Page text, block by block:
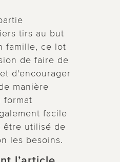
tirs au but
famille, ce lot
de faire de
d'encourager
manière
format
facile
être utilisé de
les besoins.